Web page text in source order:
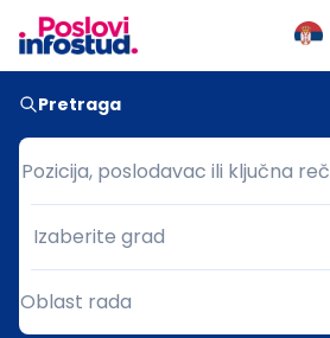
Pretraga
Pozicija, poslodavac ili ključna reč
Pozicija, poslodavac ili ključna reč
Grad
Izaberite grad
Oblast rada